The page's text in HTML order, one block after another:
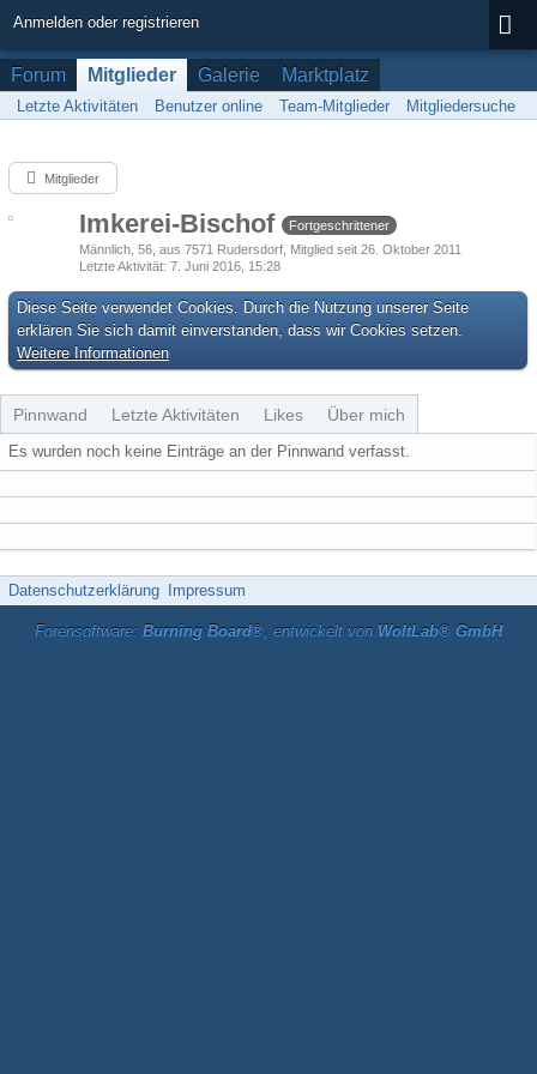
Anmelden oder registrieren
Forum Mitglieder Galerie Marktplatz
Letzte Aktivitäten Benutzer online Team-Mitglieder Mitgliedersuche
Mitglieder
Imkerei-Bischof
Fortgeschrittener
Männlich 56 aus 7571 Rudersdorf Mitglied seit 26. Oktober 2011
Letzte Aktivität 7. Juni 2016, 15:28
Diese Seite verwendet Cookies. Durch die Nutzung unserer Seite
erklären Sie sich damit einverstanden, dass wir Cookies setzen.
Weitere Informationen
Pinnwand Letzte Aktivitäten Likes Über mich
Es wurden noch keine Einträge an der Pinnwand verfasst.
Datenschutzerklärung Impressum
Forensoftware: Burning Board®, entwickelt von WoltLab® GmbH